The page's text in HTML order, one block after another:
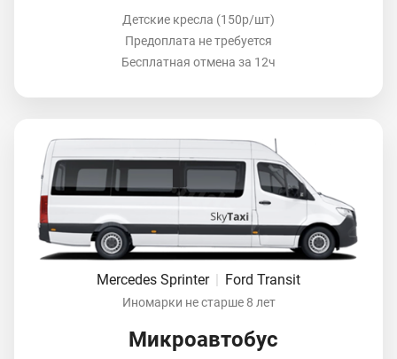
Детские кресла (150р/шт)
Предоплата не требуется
Бесплатная отмена за 12ч
Mercedes Sprinter | Ford Transit
Иномарки не старше 8 лет
Микроавтобус